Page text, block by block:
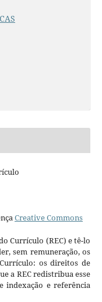
Creative Commons
Currículo (REC) e tê-lo
sem remuneração, os
os direitos de
a REC redistribua esse
indexação e referência